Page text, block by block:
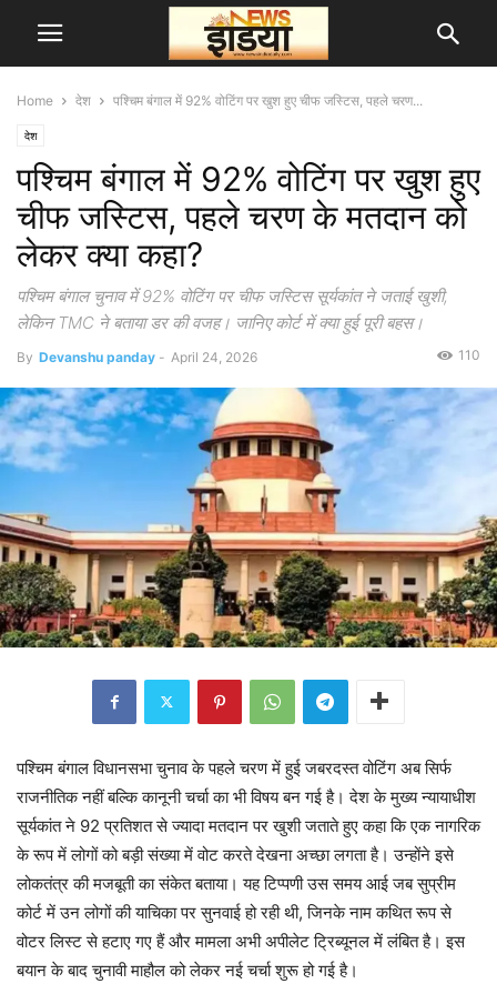
Home देश पश्चिम बंगाल में 92% वोटिंग पर खुश हुए चीफ जस्टिस, पहले चरण...
देश
पश्चिम बंगाल में 92% वोटिंग पर खुश हुए
चीफ जस्टिस, पहले चरण के मतदान को
लेकर क्या कहा?
पश्चिम बंगाल चुनाव में 92% वोटिंग पर चीफ जस्टिस सूर्यकांत ने जताई खुशी,
लेकिन TMC ने बताया डर की वजह। जानिए कोर्ट में क्या हुई पूरी बहस।
By Devanshu panday - April 24, 2026 110
पश्चिम बंगाल विधानसभा चुनाव के पहले चरण में हुई जबरदस्त वोटिंग अब सिर्फ
राजनीतिक नहीं बल्कि कानूनी चर्चा का भी विषय बन गई है। देश के मुख्य न्यायाधीश
सूर्यकांत ने 92 प्रतिशत से ज्यादा मतदान पर खुशी जताते हुए कहा कि एक नागरिक
के रूप में लोगों को बड़ी संख्या में वोट करते देखना अच्छा लगता है। उन्होंने इसे
लोकतंत्र की मजबूती का संकेत बताया। यह टिप्पणी उस समय आई जब सुप्रीम
कोर्ट में उन लोगों की याचिका पर सुनवाई हो रही थी, जिनके नाम कथित रूप से
वोटर लिस्ट से हटाए गए हैं और मामला अभी अपीलेट ट्रिब्यूनल में लंबित है। इस
बयान के बाद चुनावी माहौल को लेकर नई चर्चा शुरू हो गई है।